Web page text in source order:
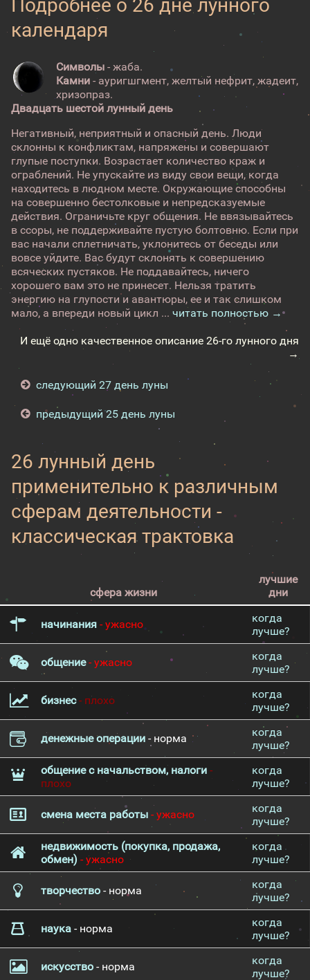
Подробнее о 26 дне лунного
календаря
Символы - жаба.
Камни - ауригшгмент, желтый нефрит, жадеит,
хризопраз.
Двадцать шестой лунный день
Негативный, неприятный и опасный день. Люди
склонны к конфликтам, напряжены и совершают
глупые поступки. Возрастает количество краж и
ограблений. Не упускайте из виду свои вещи, когда
находитесь в людном месте. Окружающие способны
на совершенно бестолковые и непредсказуемые
действия. Ограничьте круг общения. Не ввязывайтесь
в ссоры, не поддерживайте пустую болтовню. Если при
вас начали сплетничать, уклонитесь от беседы или
вовсе уйдите. Вас будут склонять к совершению
всяческих пустяков. Не поддавайтесь, ничего
хорошего вам это не принесет. Нельзя тратить
энергию на глупости и авантюры, ее и так слишком
мало, а впереди новый цикл ... читать полностью →
И ещё одно качественное описание 26-го лунного дня
→
следующий 27 день луны
предыдущий 25 день луны
26 лунный день
применительно к различным
сферам деятельности -
классическая трактовка
сфера жизни
лучшие
дни
начинания - ужасно
когда
лучше?
общение- ужасно
когда
лучше?
бизнес- плохо
когда
лучше?
денежные операции - норма
когда
лучше?
общение с начальством, налоги -
плохо
когда
лучше?
смена места работы - ужасно
когда
лучше?
недвижимость (покупка, продажа,
обмен) - ужасно
когда
лучше?
творчество - норма
когда
лучше?
наука - норма
когда
лучше?
искусство - норма
когда
лучше?